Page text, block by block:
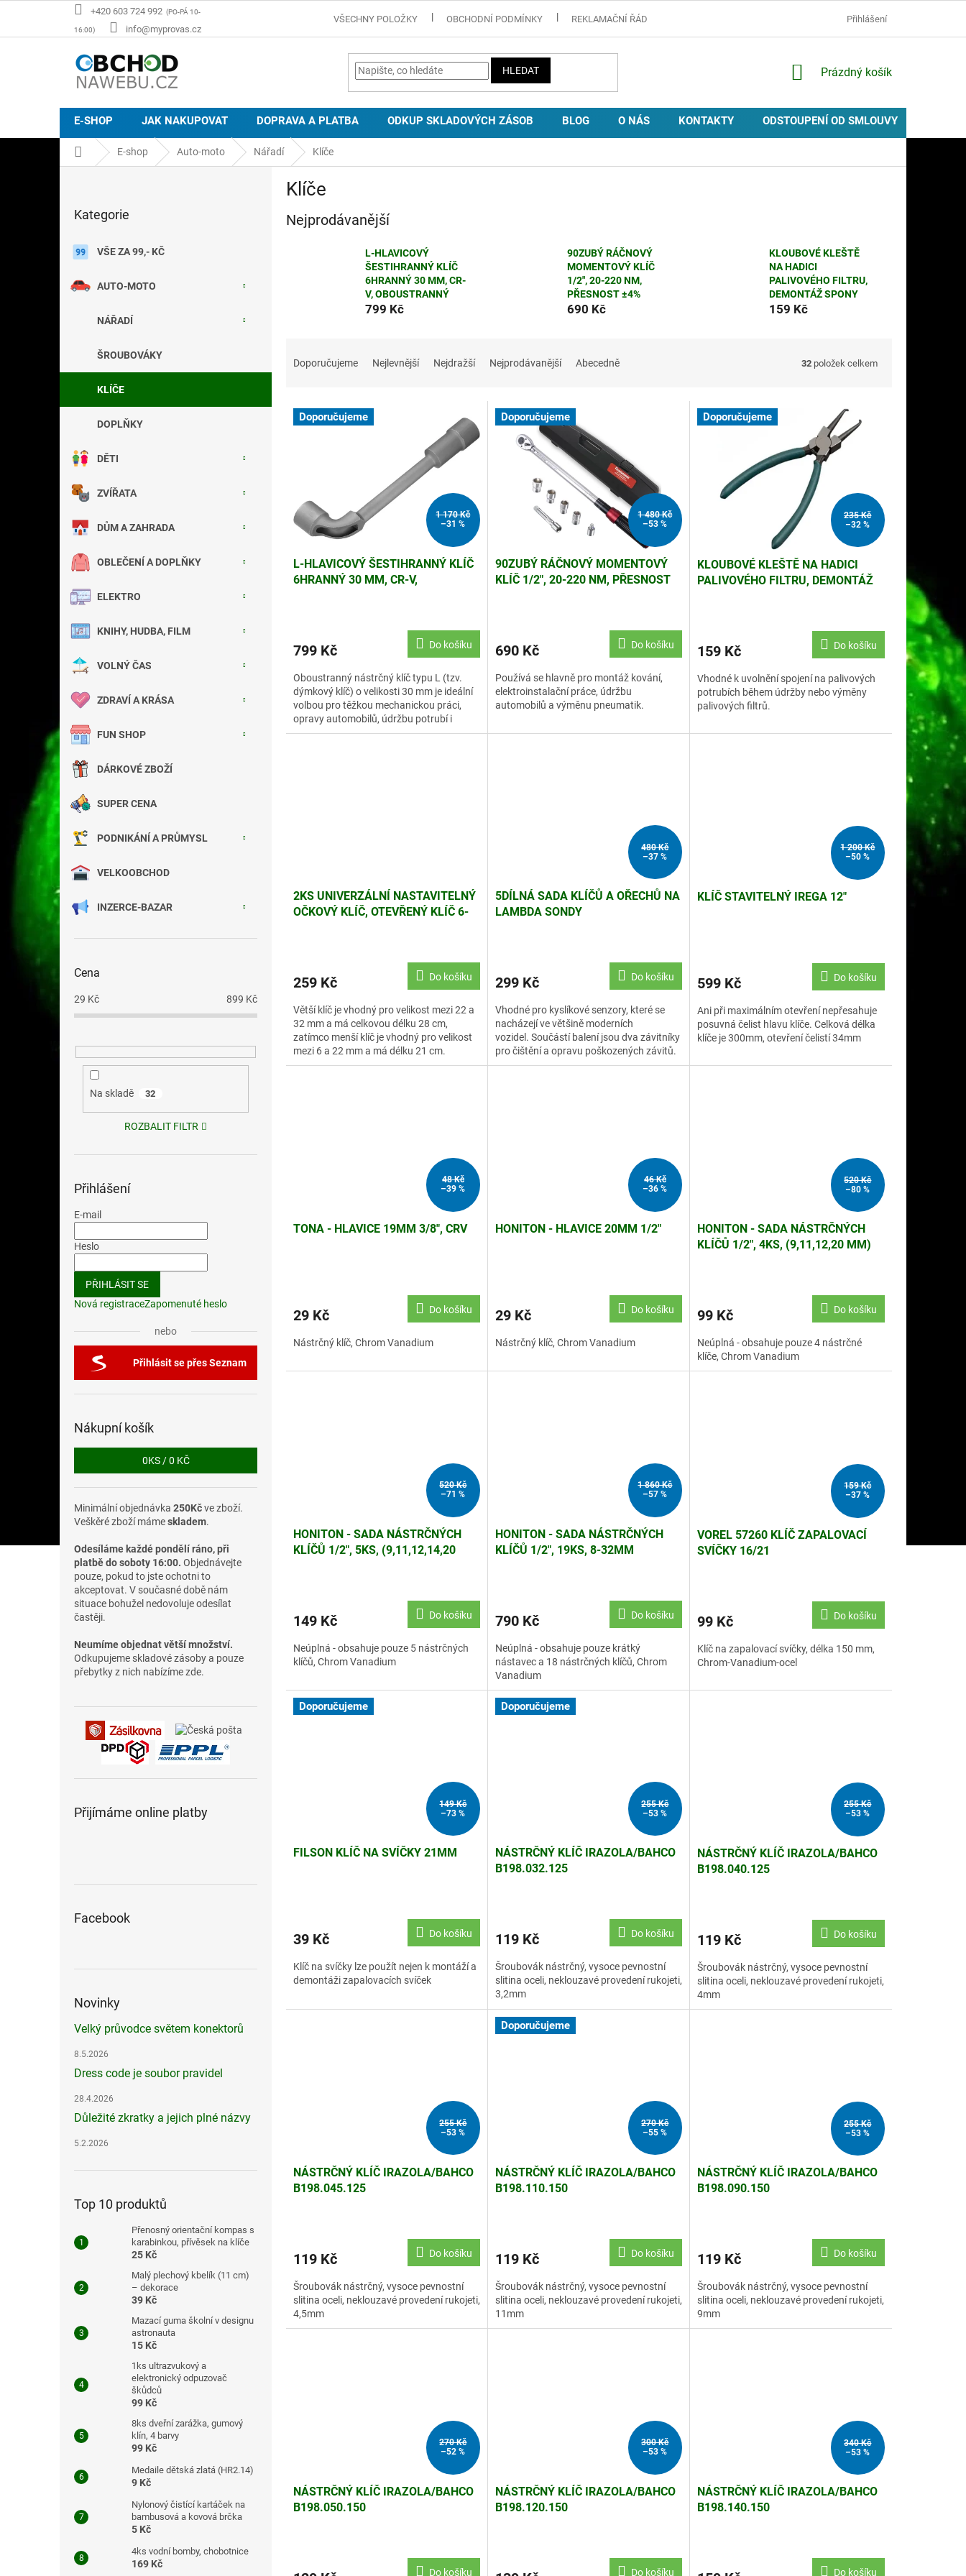
+420 603 724 992
info@myprovas.cz
VŠECHNY POLOŽKY OBCHODNÍ PODMÍNKY REKLAMAČNÍ ŘÁD ZÁSADY POUŽÍVÁNÍ COOKIES
Přihlášení
HLEDAT
NÁKUPNÍ
Prázdný košík
E-SHOP JAK NAKUPOVAT DOPRAVA A PLATBA ODKUP SKLADOVÝCH ZÁSOB BLOG O NÁS KONTAKTY ODSTOUPENÍ OD SMLOUVY
Domů E-shop Auto-moto Nářadí Klíče
kategorie
Kategorie
VŠE ZA 99,- KČ
AUTO-MOTO
NÁŘADÍ
ŠROUBOVÁKY
KLÍČE
DOPLŇKY
DĚTI
ZVÍŘATA
DŮM A ZAHRADA
OBLEČENÍ A DOPLŇKY
ELEKTRO
KNIHY, HUDBA, FILM
VOLNÝ ČAS
ZDRAVÍ A KRÁSA
FUN SHOP
DÁRKOVÉ ZBOŽÍ
SUPER CENA
PODNIKÁNÍ A PRŮMYSL
VELKOOBCHOD
INZERCE-BAZAR
Cena
29 Kč 899 Kč
Na skladě 32
ROZBALIT FILTR
Přihlášení
E-mail
Heslo
PŘIHLÁSIT SE
Nová registraceZapomenuté heslo
nebo
Přihlásit se přes Seznam
Nákupní košík
0KS /0 KČ
Minimální objednávka 250Kčve zboží.
Veškěré zboží mámeskladem.
Odesíláme každé pondělí ráno, při
platbě do soboty 16:00. Objednávejte
pouze, pokud to jste ochotni to
akceptovat. V současné době nám
situace bohužel nedovoluje odesílat
častěji.
Neumíme objednat větší množství.
Odkupujeme skladové zásoby a pouze
přebytky z nich nabízíme zde.
Přijímáme online platby
Facebook
Novinky
Velký průvodce světem konektorů
8.5.2026
Dress code je soubor pravidel
28.4.2026
Důležité zkratky a jejich plné názvy
5.2.2026
Top 10 produktů
Přenosný orientační kompas s
karabinkou, přívěsek na klíče
25 Kč
Malý plechový kbelík (11 cm)
– dekorace
39 Kč
Mazací guma školní v designu
astronauta
15 Kč
1ks ultrazvukový a
elektronický odpuzovač
škůdců
99 Kč
8ks dveřní zarážka, gumový
klín, 4 barvy
99 Kč
Medaile dětská zlatá (HR2.14)
9 Kč
Nylonový čistící kartáček na
bambusová a kovová brčka
5 Kč
4ks vodní bomby, chobotnice
169 Kč
Klíče
Nejprodávanější
L-HLAVICOVÝ
ŠESTIHRANNÝ KLÍČ
6HRANNÝ 30 MM, CR-
V, OBOUSTRANNÝ
799 Kč
90ZUBÝ RÁČNOVÝ
MOMENTOVÝ KLÍČ
1/2", 20-220 NM,
PŘESNOST ±4%
690 Kč
KLOUBOVÉ KLEŠTĚ
NA HADICI
PALIVOVÉHO FILTRU,
DEMONTÁŽ SPONY
159 Kč
Doporučujeme Nejlevnější Nejdražší Nejprodávanější Abecedně 32 položek celkem
V Doporučujeme
1 170 Kč
–31 %
L-HLAVICOVÝ ŠESTIHRANNÝ KLÍČ
6HRANNÝ 30 MM, CR-V,
799 Kč Do košíku
Oboustranný nástrčný klíč typu L (tzv.
dýmkový klíč) o velikosti 30 mm je ideální
volbou pro těžkou mechanickou práci,
opravy automobilů, údržbu potrubí i
průmyslové použití.
Doporučujeme
1 480 Kč
–53 %
90ZUBÝ RÁČNOVÝ MOMENTOVÝ
KLÍČ 1/2", 20-220 NM, PŘESNOST
690 Kč Do košíku
Používá se hlavně pro montáž kování,
elektroinstalační práce, údržbu
automobilů a výměnu pneumatik.
Doporučujeme
235 Kč
–32 %
KLOUBOVÉ KLEŠTĚ NA HADICI
PALIVOVÉHO FILTRU, DEMONTÁŽ
159 Kč Do košíku
Vhodné k uvolnění spojení na palivových
potrubích během údržby nebo výměny
palivových filtrů.
2KS UNIVERZÁLNÍ NASTAVITELNÝ
OČKOVÝ KLÍČ, OTEVŘENÝ KLÍČ 6-
259 Kč Do košíku
Větší klíč je vhodný pro velikost mezi 22 a
32 mm a má celkovou délku 28 cm,
zatímco menší klíč je vhodný pro velikost
mezi 6 a 22 mm a má délku 21 cm.
480 Kč
–37 %
5DÍLNÁ SADA KLÍČŮ A OŘECHŮ NA
LAMBDA SONDY
299 Kč Do košíku
Vhodné pro kyslíkové senzory, které se
nacházejí ve většině moderních
vozidel. Součástí balení jsou dva závitníky
pro čištění a opravu poškozených závitů.
1 200 Kč
–50 %
KLÍČ STAVITELNÝ IREGA 12"
599 Kč Do košíku
Ani při maximálním otevření nepřesahuje
posuvná čelist hlavu klíče. Celková délka
klíče je 300mm, otevření čelistí 34mm
48 Kč
–39 %
TONA - HLAVICE 19MM 3/8", CRV
29 Kč Do košíku
Nástrčný klíč, Chrom Vanadium
46 Kč
–36 %
HONITON - HLAVICE 20MM 1/2"
29 Kč Do košíku
Nástrčný klíč, Chrom Vanadium
520 Kč
–80 %
HONITON - SADA NÁSTRČNÝCH
KLÍČŮ 1/2", 4KS, (9,11,12,20 MM)
99 Kč Do košíku
Neúplná - obsahuje pouze 4 nástrčné
klíče, Chrom Vanadium
520 Kč
–71 %
HONITON - SADA NÁSTRČNÝCH
KLÍČŮ 1/2", 5KS, (9,11,12,14,20
149 Kč Do košíku
Neúplná - obsahuje pouze 5 nástrčných
klíčů, Chrom Vanadium
1 860 Kč
–57 %
HONITON - SADA NÁSTRČNÝCH
KLÍČŮ 1/2", 19KS, 8-32MM
790 Kč Do košíku
Neúplná - obsahuje pouze krátký
nástavec a 18 nástrčných klíčů, Chrom
Vanadium
159 Kč
–37 %
VOREL 57260 KLÍČ ZAPALOVACÍ
SVÍČKY 16/21
99 Kč Do košíku
Klíč na zapalovací svíčky, délka 150 mm,
Chrom-Vanadium-ocel
Doporučujeme
149 Kč
–73 %
FILSON KLÍČ NA SVÍČKY 21MM
39 Kč Do košíku
Klíč na svíčky lze použít nejen k montáží a
demontáži zapalovacích svíček
Doporučujeme
255 Kč
–53 %
NÁSTRČNÝ KLÍČ IRAZOLA/BAHCO
B198.032.125
119 Kč Do košíku
Šroubovák nástrčný, vysoce pevnostní
slitina oceli, neklouzavé provedení rukojeti,
3,2mm
255 Kč
–53 %
NÁSTRČNÝ KLÍČ IRAZOLA/BAHCO
B198.040.125
119 Kč Do košíku
Šroubovák nástrčný, vysoce pevnostní
slitina oceli, neklouzavé provedení rukojeti,
4mm
255 Kč
–53 %
NÁSTRČNÝ KLÍČ IRAZOLA/BAHCO
B198.045.125
119 Kč Do košíku
Šroubovák nástrčný, vysoce pevnostní
slitina oceli, neklouzavé provedení rukojeti,
4,5mm
Doporučujeme
270 Kč
–55 %
NÁSTRČNÝ KLÍČ IRAZOLA/BAHCO
B198.110.150
je
z
5
hvězdiček.
119 Kč Do košíku
Šroubovák nástrčný, vysoce pevnostní
slitina oceli, neklouzavé provedení rukojeti,
11mm
255 Kč
–53 %
NÁSTRČNÝ KLÍČ IRAZOLA/BAHCO
B198.090.150
119 Kč Do košíku
Šroubovák nástrčný, vysoce pevnostní
slitina oceli, neklouzavé provedení rukojeti,
9mm
270 Kč
–52 %
NÁSTRČNÝ KLÍČ IRAZOLA/BAHCO
B198.050.150
Do košíku
300 Kč
–53 %
NÁSTRČNÝ KLÍČ IRAZOLA/BAHCO
B198.120.150
Do košíku
340 Kč
–53 %
NÁSTRČNÝ KLÍČ IRAZOLA/BAHCO
B198.140.150
Do košíku